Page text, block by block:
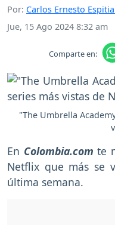
Por: Carlos Ernesto
Jue, 15 Ago 2024 8:32 am
Comparte en:
"The Umbrella
En Colombia.com te
Netflix que más se
última semana.